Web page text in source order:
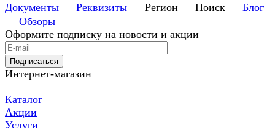
Документы
Реквизиты Регион Поиск
Блог
Обзоры
Оформите подписку на новости и акции
Подписаться
Интернет-магазин
Каталог
Акции
Услуги